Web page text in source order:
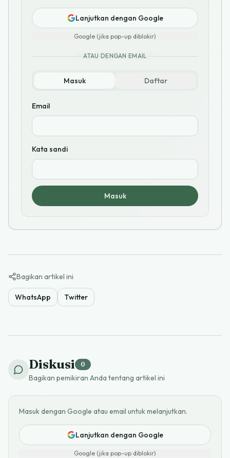
Lanjutkan dengan Google
Google (jika pop-up diblokir)
ATAU DENGAN EMAIL
Masuk Daftar
Email
Kata sandi
Masuk
Bagikan artikel ini
WhatsApp Twitter
Diskusi 0
Bagikan pemikiran Anda tentang artikel ini
Masuk dengan Google atau email untuk melanjutkan.
Lanjutkan dengan Google
Google (jika pop-up diblokir)